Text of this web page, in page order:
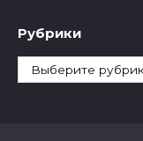
Рубрики
Рубрики